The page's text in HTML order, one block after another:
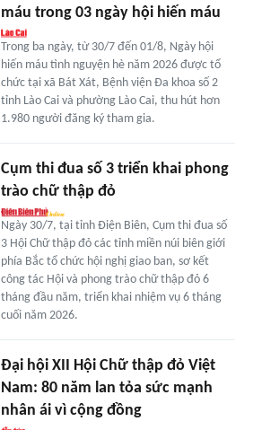
máu trong 03 ngày hội hiến máu
Trong ba ngày, từ 30/7 đến 01/8, Ngày hội
hiến máu tình nguyện hè năm 2026 được tổ
chức tại xã Bát Xát, Bệnh viện Đa khoa số 2
tỉnh Lào Cai và phường Lào Cai, thu hút hơn
1.980 người đăng ký tham gia.
Cụm thi đua số 3 triển khai phong
trào chữ thập đỏ
Ngày 30/7, tại tỉnh Điện Biên, Cụm thi đua số
3 Hội Chữ thập đỏ các tỉnh miền núi biên giới
phía Bắc tổ chức hội nghị giao ban, sơ kết
công tác Hội và phong trào chữ thập đỏ 6
tháng đầu năm, triển khai nhiệm vụ 6 tháng
cuối năm 2026.
Đại hội XII Hội Chữ thập đỏ Việt
Nam: 80 năm lan tỏa sức mạnh
nhân ái vì cộng đồng